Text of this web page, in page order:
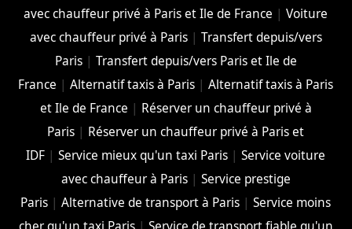
avec chauffeur privé à Paris et Ile de France |Voiture
avec chauffeur privé à Paris| Transfert depuis/vers
Paris| Transfert depuis/vers Paris et Ile de
France |Alternatif taxis à Paris |Alternatif taxis à Paris
et Ile de France | Réserver un chauffeur privé à
Paris | Réserver un chauffeur privé à Paris et
IDF |Service mieux qu'un taxi Paris |Service voiture
avec chauffeur à Paris| Service prestige
Paris |Alternative de transport à Paris |Service moins